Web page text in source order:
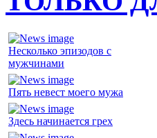
Несколько эпизодов с
мужчинами
Пять невест моего мужа
Здесь начинается грех